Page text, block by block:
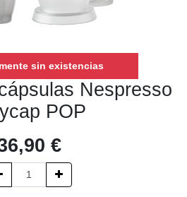
sin existencias
Nespresso
POP
€